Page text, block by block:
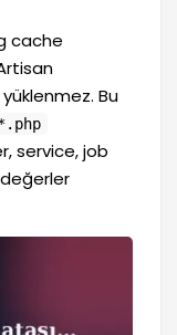
cache
Bu
service, job